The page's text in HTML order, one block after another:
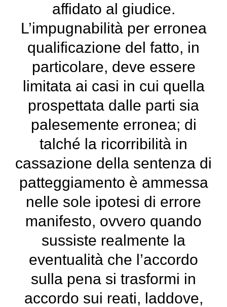
affidato al giudice.
L’impugnabilità per erronea
qualificazione del fatto, in
particolare, deve essere
limitata ai casi in cui quella
prospettata dalle parti sia
palesemente erronea; di
talché la ricorribilità in
cassazione della sentenza di
patteggiamento è ammessa
nelle sole ipotesi di errore
manifesto, ovvero quando
sussiste realmente la
eventualità che l’accordo
sulla pena si trasformi in
accordo sui reati, laddove,